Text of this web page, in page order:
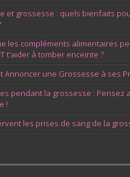
et grossesse : quels bienfaits
les compléments alimentaires
t’aider à tomber enceinte ?
Annoncer une Grossesse à ses
pendant la grossesse : Pensez
!
les prises de sang de la